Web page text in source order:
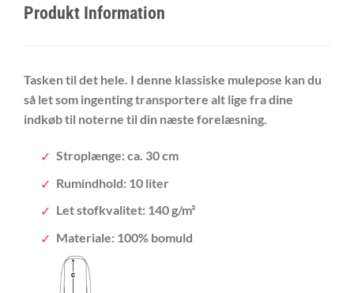
Produkt Information
Tasken til det hele. I denne klassiske mulepose kan du
så let som ingenting transportere alt lige fra dine
indkøb til noterne til din næste forelæsning.
Stroplænge: ca. 30 cm
Rumindhold: 10 liter
Let stofkvalitet: 140 g/m²
Materiale: 100% bomuld